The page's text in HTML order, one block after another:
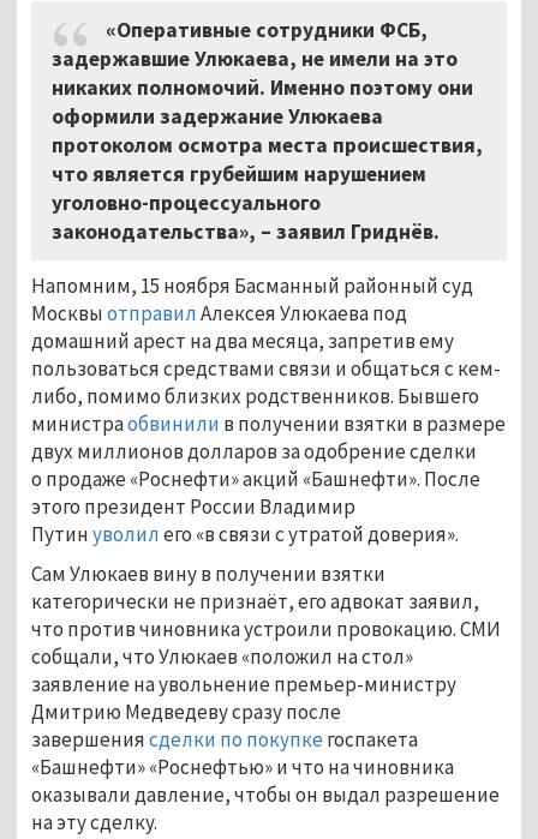
«Оперативные сотрудники ФСБ,
задержавшие Улюкаева, не имели на это
никаких полномочий. Именно поэтому они
оформили задержание Улюкаева
протоколом осмотра места происшествия,
что является грубейшим нарушением
уголовно-процессуального
законодательства», – заявил Гриднёв.
Напомним, 15 ноября Басманный районный суд
МосквыотправилАлексея Улюкаева под
домашний арест на два месяца, запретив ему
пользоваться средствами связи и общаться с кем-
либо, помимо близких родственников. Бывшего
министраобвинили в получении взятки в размере
двух миллионов долларов за одобрение сделки
о продаже «Роснефти» акций «Башнефти». После
этого президент России Владимир
Путинуволилего «в связи с утратой доверия».
Сам Улюкаев вину в получении взятки
категорически не признаёт, его адвокат заявил,
что против чиновника устроили провокацию. СМИ
собщали, что Улюкаев «положил на стол»
заявление на увольнение премьер-министру
Дмитрию Медведеву сразу после
завершениясделки по покупке госпакета
«Башнефти» «Роснефтью» и что на чиновника
оказывали давление, чтобы он выдал разрешение
на эту сделку.